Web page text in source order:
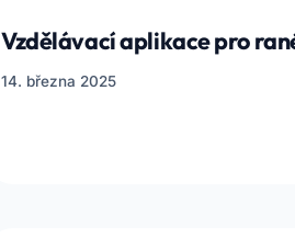
Vzdělávací aplikace pro
14. března 2025